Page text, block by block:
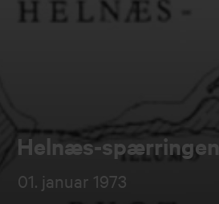
Helnæs-spærringen
01. januar 1973